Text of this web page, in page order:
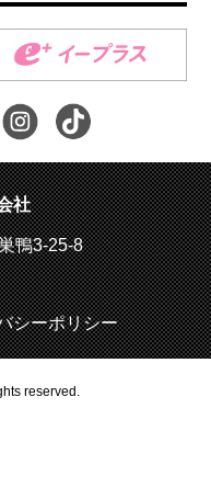
社
鴨3-25-8
シーポリシー
reserved.